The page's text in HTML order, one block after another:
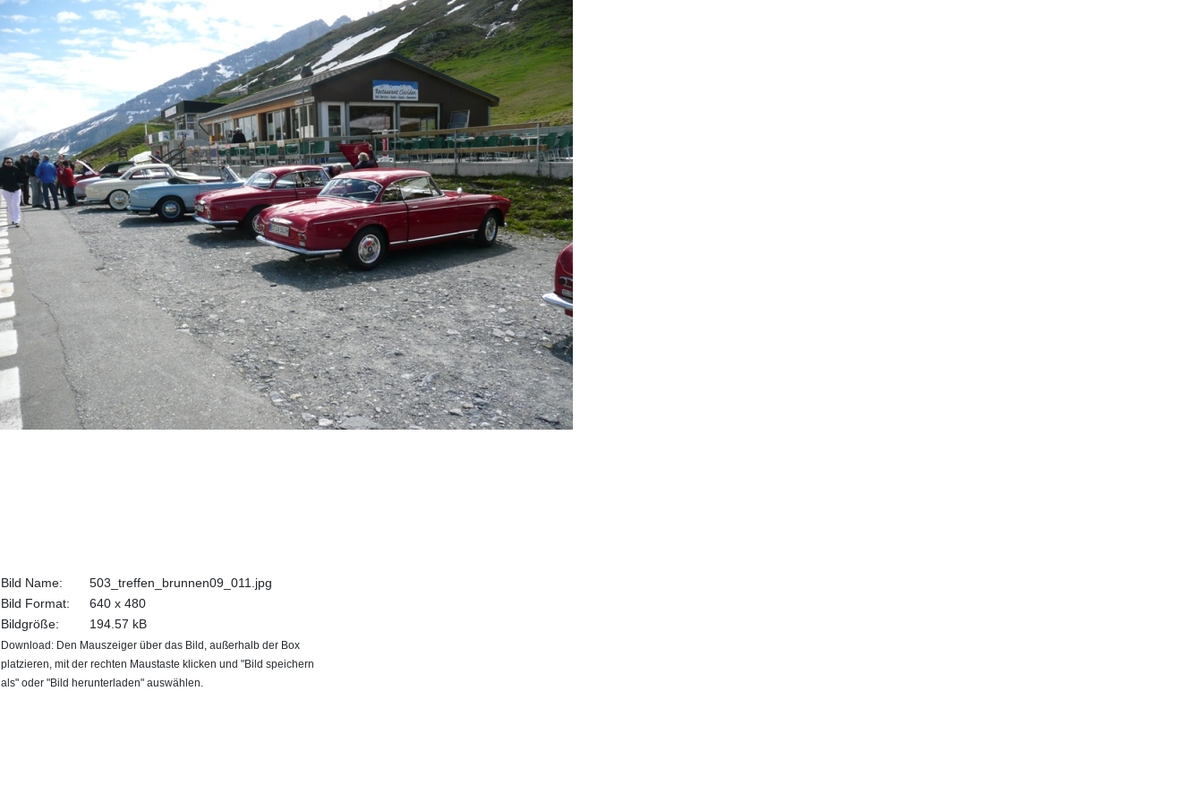
Bild Name:
503_treffen_brunnen09_011.jpg
Bild Format:
640 x 480
Bildgröße:
194.57 kB
Download: Den Mauszeiger über das Bild, außerhalb der Box
platzieren, mit der rechten Maustaste klicken und "Bild speichern
als" oder "Bild herunterladen" auswählen.